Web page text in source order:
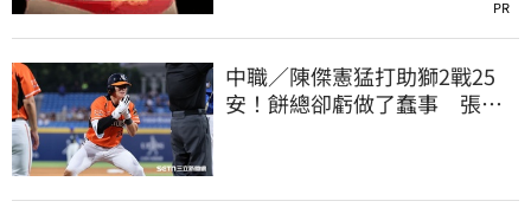
PR
中職／陳傑憲猛打助獅2戰25
安！餅總卻虧做了蠢事 張翔